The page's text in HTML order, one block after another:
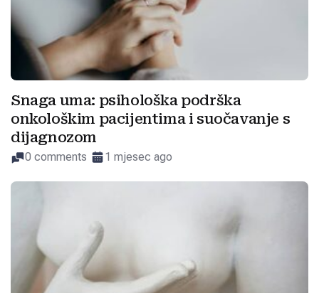
Snaga uma: psihološka podrška
onkološkim pacijentima i suočavanje s
dijagnozom
0 comments 1 mjesec ago